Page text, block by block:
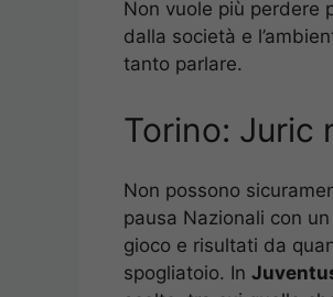
Non vuole più perdere
dalla società e
tanto parlare.
Torino: Juric
Non possono
pausa Nazionali con
gioco e risultati da
spogliatoio. In